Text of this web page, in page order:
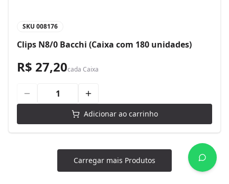
SKU 008176
Clips N8/0 Bacchi (Caixa com 180 unidades)
R$ 27,20cada Caixa
Adicionar ao carrinho
Carregar mais Produtos